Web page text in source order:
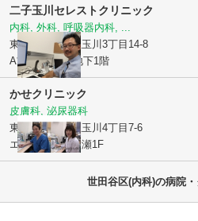
二子玉川セレストクリニック
内科, 外科, 呼吸器内科, ...
東京都世田谷区玉川3丁目14-8
A*G二子玉川 地下1階
かせクリニック
皮膚科, 泌尿器科
東京都世田谷区 玉川4丁目7-6
エスポワール加瀬1F
世田谷区(内科)の病院